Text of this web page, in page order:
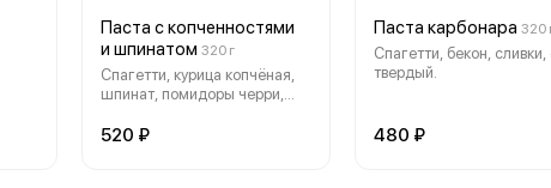
Паста с копченностями
и шпинатом 320 г
Спагетти, курица копчёная,
шпинат, помидоры черри,
соус чили.
520 ₽
Паста карбонара 320
Спагетти, бекон,
твердый.
480 ₽